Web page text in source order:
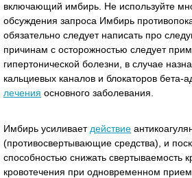
включающий имбирь. Не используйте
обсуждения запроса Имбирь
обязательно следует написать про
причинам с осторожностью следует
гипертонической болезни, в случае
кальциевых каналов и блокаторов бета-
лечения основного заболевания.
Имбирь усиливает действие
(противосвертывающие средства), и
способностью снижать свертываемость
кровотечения при одновременном